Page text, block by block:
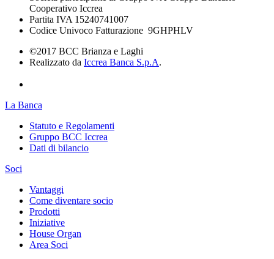
Cooperativo Iccrea
Partita IVA 15240741007
Codice Univoco Fatturazione 9GHPHLV
©2017 BCC Brianza e Laghi
Realizzato da Iccrea Banca S.p.A.
La Banca
Statuto e Regolamenti
Gruppo BCC Iccrea
Dati di bilancio
Soci
Vantaggi
Come diventare socio
Prodotti
Iniziative
House Organ
Area Soci